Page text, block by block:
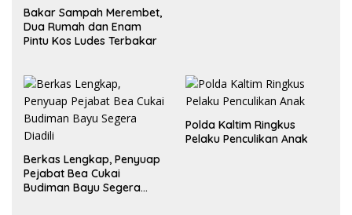
Bakar Sampah Merembet,
Dua Rumah dan Enam
Pintu Kos Ludes Terbakar
Berkas Lengkap, Penyuap
Pejabat Bea Cukai
Budiman Bayu Segera
Polda Kaltim Ringkus
Pelaku Penculikan Anak